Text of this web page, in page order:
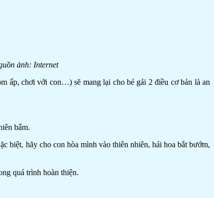
ảnh: Internet
ấp, chơi với con…) sẽ mang lại cho bé gái 2 điều cơ bản là an
bẩm.
biệt, hãy cho con hòa mình vào thiên nhiên, hái hoa bắt bướm,
quá trình hoàn thiện.